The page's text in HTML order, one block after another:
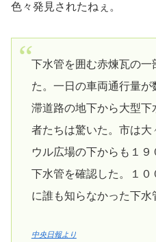
色々発見されたねぇ。
下水管を囲む赤煉瓦の一
た。一日の車両通行量
滞道路の地下から大型
者たちは驚いた。市は大
ウル広場の下からも１
下水管を確認した。１
に誰も知らなかった下水
中央日報より